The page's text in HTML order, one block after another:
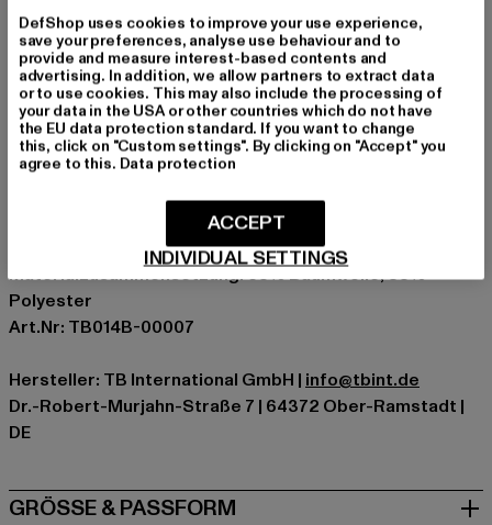
Basis, auf die du bauen kannst. Hol sie dir und mach sie zu
deinem Signature-Piece.
Anlass: Alltag, Bequem, Chillen, Freizeit, Basic
Verschlussarten: Kordelzug
Schnitt: Normal
Marke: Urban Classics
Kat.: Jogginghosen
Hersteller Farbe: black
Materialzusammensetzung: 65% Baumwolle, 35%
Polyester
Art.Nr: TB014B-00007
Hersteller: TB International GmbH | info@tbint.de
Dr.-Robert-Murjahn-Straße 7 | 64372 Ober-Ramstadt |
DE
GRÖSSE & PASSFORM
DefShop uses cookies to improve your use experience,
save your preferences, analyse use behaviour and to
provide and measure interest-based contents and
advertising. In addition, we allow partners to extract data
or to use cookies. This may also include the processing of
your data in the USA or other countries which do not have
the EU data protection standard. If you want to change
this, click on "Custom settings". By clicking on "Accept" you
agree to this. Data protection
INDIVIDUAL SETTINGS
ACCEPT